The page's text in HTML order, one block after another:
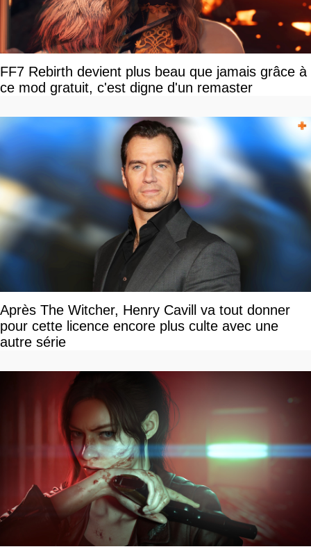
FF7 Rebirth devient plus beau que jamais grâce à
ce mod gratuit, c'est digne d'un remaster
Après The Witcher, Henry Cavill va tout donner
pour cette licence encore plus culte avec une
autre série